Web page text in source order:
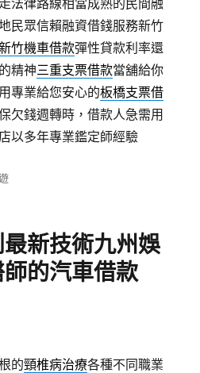
法律路線相當成熟的民間融
民眾信賴融資借錢服務新竹
竹機車借款彈性貸款利率還
精神三重支票借款當舖給你
專業給您安心的板橋支票借
欠錢週轉時，借款人急需用
以多年專業鑑定師經驗
新技術九州娛
的汽車借款
的頸椎病治療各種不同職業